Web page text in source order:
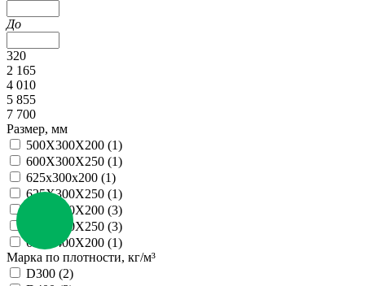
До
320
2 165
4 010
5 855
7 700
Размер, мм
500X300X200 (1)
600X300X250 (1)
625x300x200 (1)
625X300Х250 (1)
625Х300Х200 (3)
625Х300Х250 (3)
625Х400Х200 (1)
Марка по плотности, кг/м³
D300 (2)